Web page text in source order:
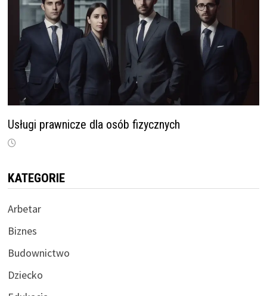
Usługi prawnicze dla osób fizycznych
KATEGORIE
Arbetar
Biznes
Budownictwo
Dziecko